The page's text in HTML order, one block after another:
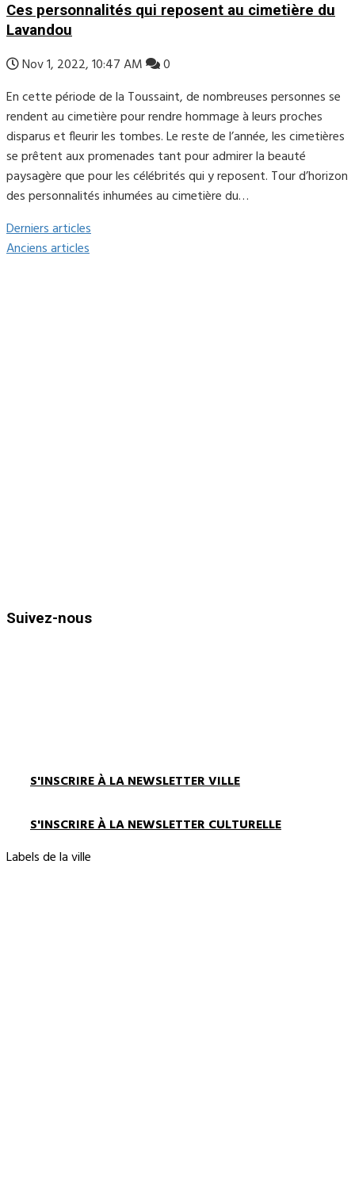
Ces personnalités qui reposent au cimetière du
Lavandou
Nov 1, 2022, 10:47 AM
0
En cette période de la Toussaint, de nombreuses personnes se
rendent au cimetière pour rendre hommage à leurs proches
disparus et fleurir les tombes. Le reste de l’année, les cimetières
se prêtent aux promenades tant pour admirer la beauté
paysagère que pour les célébrités qui y reposent. Tour d’horizon
des personnalités inhumées au cimetière du…
Derniers articles
Anciens articles
Suivez-nous
S'INSCRIRE À LA NEWSLETTER VILLE
S'INSCRIRE À LA NEWSLETTER CULTURELLE
Labels de la ville